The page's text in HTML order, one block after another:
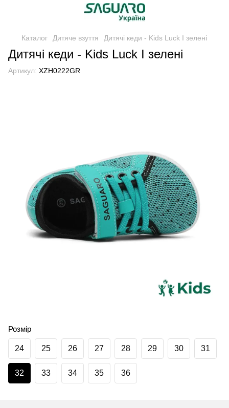
Каталог Дитяче взуття Дитячі кеди - Kids Luck I зелені
Дитячі кеди - Kids Luck I зелені
Артикул: XZH0222GR
Розмір
24 25 26 27 28 29 30 31
32 33 34 35 36